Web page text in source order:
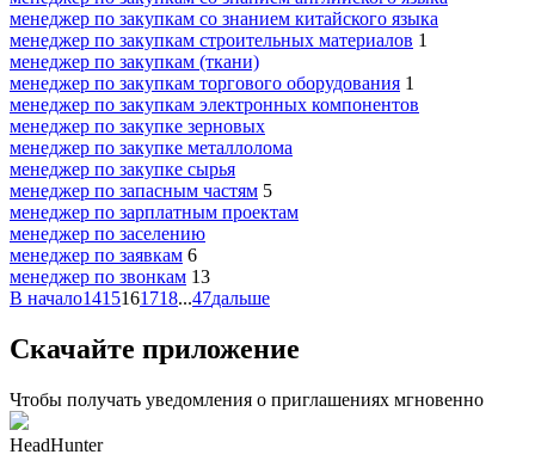
менеджер по закупкам со знанием китайского языка
менеджер по закупкам строительных материалов 1
менеджер по закупкам (ткани)
менеджер по закупкам торгового оборудования 1
менеджер по закупкам электронных компонентов
менеджер по закупке зерновых
менеджер по закупке металлолома
менеджер по закупке сырья
менеджер по запасным частям 5
менеджер по зарплатным проектам
менеджер по заселению
менеджер по заявкам 6
менеджер по звонкам 13
В начало1415161718...47дальше
Скачайте приложение
Чтобы получать уведомления о приглашениях мгновенно
HeadHunter